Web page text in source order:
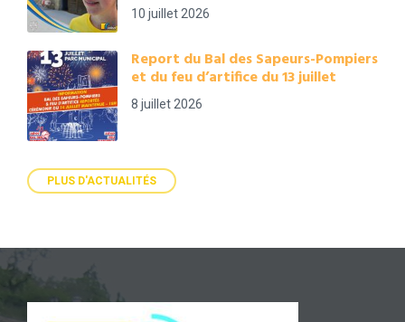
10 juillet 2026
Report du Bal des Sapeurs-Pompiers
et du feu d’artifice du 13 juillet
8 juillet 2026
PLUS D'ACTUALITÉS